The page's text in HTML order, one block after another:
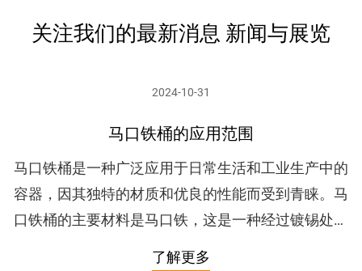
关注我们的最新消息 新闻与展览
2024-10-31
马口铁桶的应用范围
马口铁桶是一种广泛应用于日常生活和工业生产中的
容器，因其独特的材质和优良的性能而受到青睐。马
口铁桶的主要材料是马口铁，这是一种经过镀锡处理
了解更多